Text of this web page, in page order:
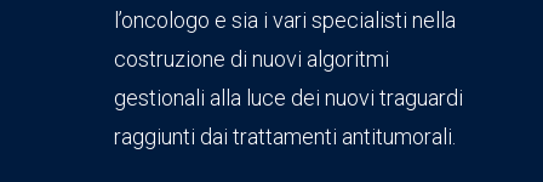
l’oncologo e sia i vari specialisti nella
costruzione di nuovi algoritmi
gestionali alla luce dei nuovi traguardi
raggiunti dai trattamenti antitumorali.